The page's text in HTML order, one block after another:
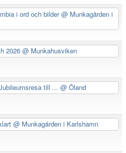
i ord och bilder@ Munkagården i
2026 @ Munkahusviken
till ... @ Öland
@ Munkagården i Karlshamn